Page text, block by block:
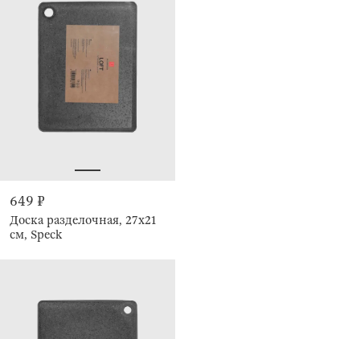
649 ₽
Доска разделочная, 27х21
см, Speck